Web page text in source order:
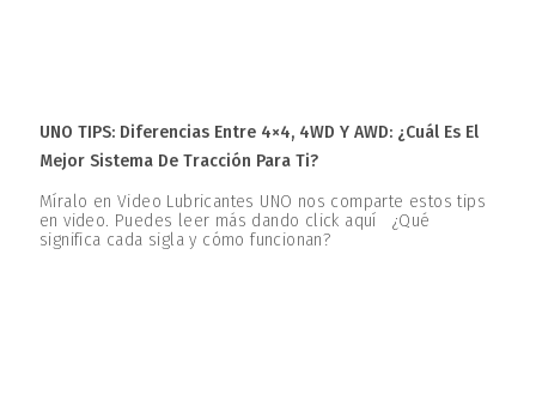
UNO TIPS: Diferencias Entre 4×4, 4WD Y AWD: ¿Cuál Es El
Mejor Sistema De Tracción Para Ti?
Míralo en Video Lubricantes UNO nos comparte estos tips
en video. Puedes leer más dando click aquí ¿Qué
significa cada sigla y cómo funcionan?